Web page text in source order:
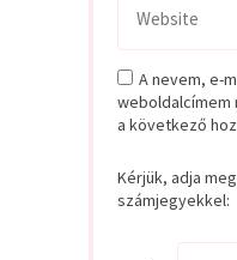
A nevem, e-
weboldalcímem
a következő
Kérjük, adja
számjegyekkel: